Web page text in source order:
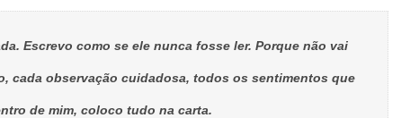
Escrevo como se ele nunca fosse ler. Porque não vai
cada observação cuidadosa, todos os sentimentos que
de mim, coloco tudo na carta.